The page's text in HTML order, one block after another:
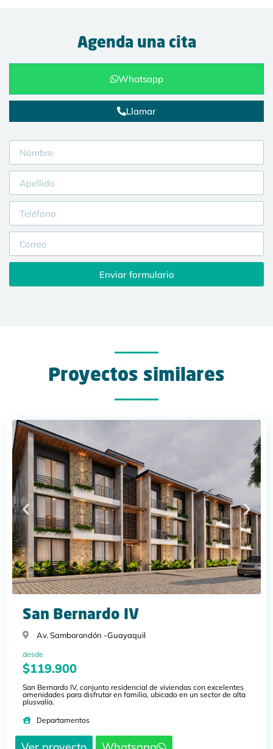
Agenda una cita
Whatsapp
Llamar
Enviar formulario
Proyectos similares
San Bernardo IV
Av. Samborondón -Guayaquil
desde
$119.900
San Bernardo IV, conjunto residencial de viviendas con excelentes
amenidades para disfrutar en familia, ubicado en un sector de alta
plusvalía.
Departamentos